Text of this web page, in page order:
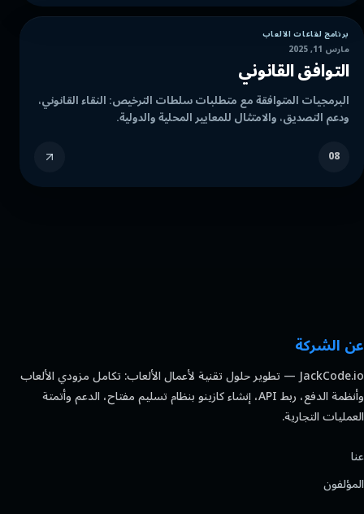
برنامج لقاعات الألعاب
مارس 11, 2025
التوافق القانوني
البرمجيات المتوافقة مع متطلبات سلطات الترخيص: النقاء القانوني،
ودعم التصديق، والامتثال للمعايير المحلية والدولية.
08
عن الشركة
JackCode.io — تطوير حلول تقنية لأعمال الألعاب: تكامل مزودي الألعاب
وأنظمة الدفع، ربط API، إنشاء كازينو بنظام تسليم مفتاح، الدعم وأتمتة
العمليات التجارية.
عنا
المؤلفون